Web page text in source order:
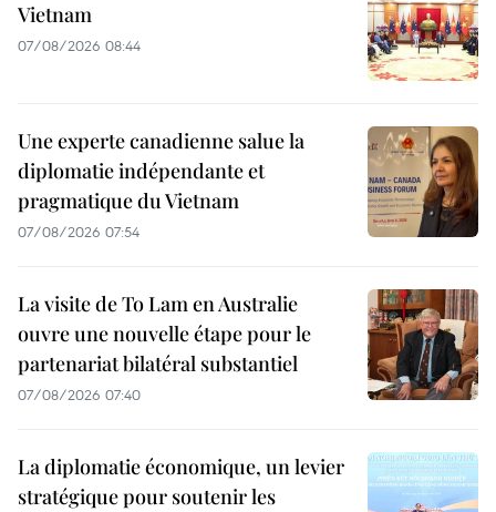
Vietnam
07/08/2026 08:44
Une experte canadienne salue la
diplomatie indépendante et
pragmatique du Vietnam
07/08/2026 07:54
La visite de To Lam en Australie
ouvre une nouvelle étape pour le
partenariat bilatéral substantiel
07/08/2026 07:40
La diplomatie économique, un levier
stratégique pour soutenir les